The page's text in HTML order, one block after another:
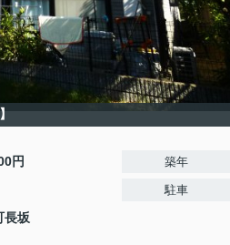
円
長坂
築年
駐車